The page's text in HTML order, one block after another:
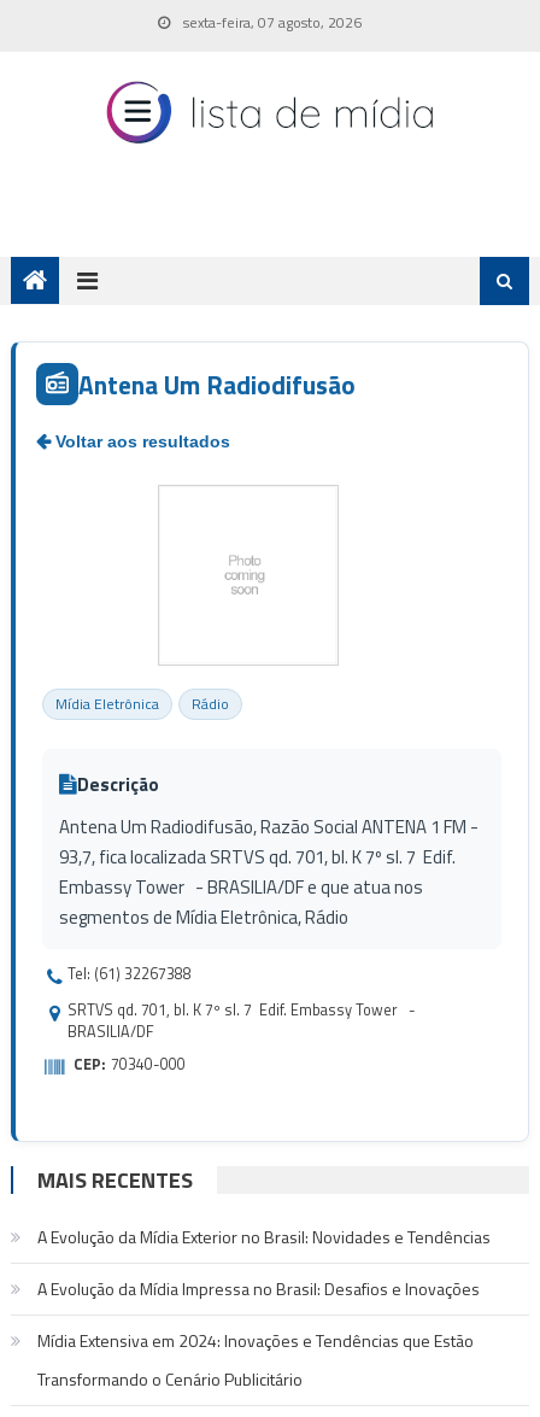
sexta-feira, 07 agosto, 2026
Antena Um Radiodifusão
Mídia Eletrônica Rádio
Descrição
Antena Um Radiodifusão, Razão Social ANTENA 1 FM -
93,7, fica localizada SRTVS qd. 701, bl. K 7º sl. 7 Edif.
Embassy Tower - BRASILIA/DF e que atua nos
segmentos de Mídia Eletrônica, Rádio
Tel: (61) 32267388
SRTVS qd. 701, bl. K 7º sl. 7 Edif. Embassy Tower -
BRASILIA/DF
CEP: 70340-000
MAIS RECENTES
A Evolução da Mídia Exterior no Brasil: Novidades e Tendências
A Evolução da Mídia Impressa no Brasil: Desafios e Inovações
Mídia Extensiva em 2024: Inovações e Tendências que Estão
Transformando o Cenário Publicitário